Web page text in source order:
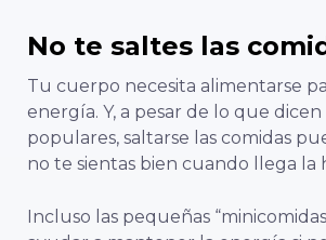
No te saltes las
Tu cuerpo necesita alimentarse
energía. Y, a pesar de lo que
populares, saltarse las comidas
no te sientas bien cuando llega la
Incluso las pequeñas